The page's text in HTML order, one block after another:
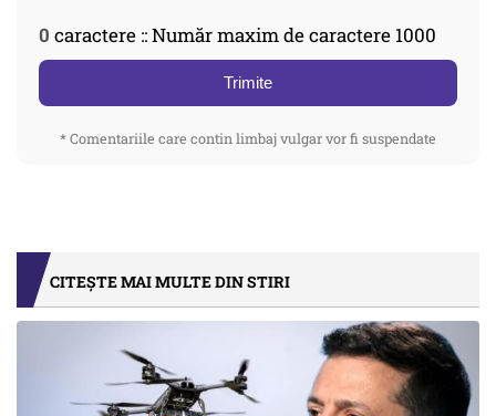
0 caractere :: Număr maxim de caractere 1000
Trimite
* Comentariile care contin limbaj vulgar vor fi suspendate
CITEȘTE MAI MULTE DIN STIRI